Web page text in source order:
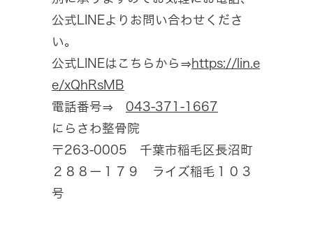
公式LINEよりお問い合わせくださ
い。
公式LINEはこちらから⇒https://lin.e
e/xQhRsMB
電話番号⇒ 043-371-1667
にらさわ整骨院
〒263-0005 千葉市稲毛区長沼町
２８８ー１７９ ライズ稲毛１０３
号